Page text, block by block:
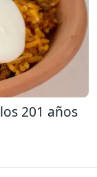
201 años